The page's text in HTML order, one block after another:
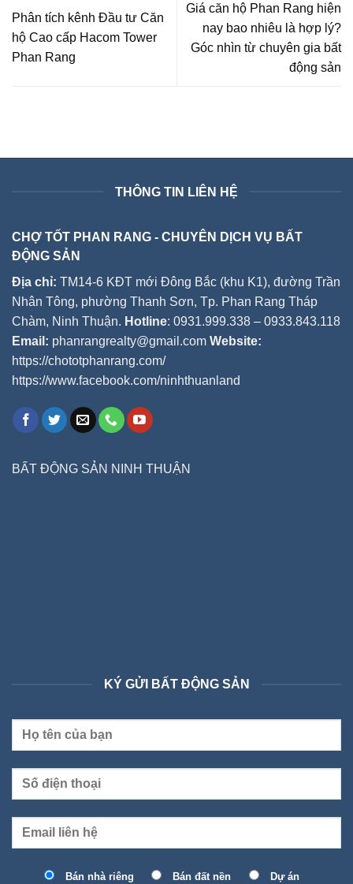
Phân tích kênh Đầu tư Căn
hộ Cao cấp Hacom Tower
Phan Rang
Giá căn hộ Phan Rang hiện
nay bao nhiêu là hợp lý?
Góc nhìn từ chuyên gia bất
động sản
THÔNG TIN LIÊN HỆ
CHỢ TỐT PHAN RANG - CHUYÊN DỊCH VỤ BẤT
ĐỘNG SẢN
Địa chỉ: TM14-6 KĐT mới Đông Bắc (khu K1), đường Trần
Nhân Tông, phường Thanh Sơn, Tp. Phan Rang Tháp
Chàm, Ninh Thuận. Hotline: 0931.999.338 – 0933.843.118
Email: phanrangrealty@gmail.com Website:
https://chototphanrang.com/
https://www.facebook.com/ninhthuanland
BẤT ĐỘNG SẢN NINH THUẬN
KÝ GỬI BẤT ĐỘNG SẢN
Bán nhà riêng Bán đất nền Dự án